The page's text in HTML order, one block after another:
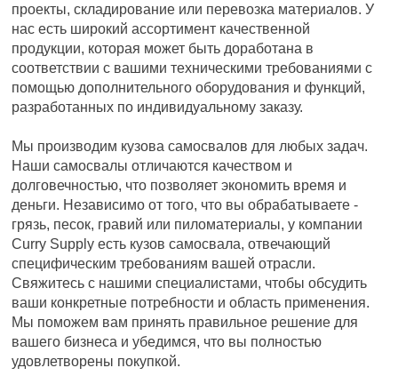
проекты, складирование или перевозка материалов. У
нас есть широкий ассортимент качественной
продукции, которая может быть доработана в
соответствии с вашими техническими требованиями с
помощью дополнительного оборудования и функций,
разработанных по индивидуальному заказу.
Мы производим кузова самосвалов для любых задач.
Наши самосвалы отличаются качеством и
долговечностью, что позволяет экономить время и
деньги. Независимо от того, что вы обрабатываете -
грязь, песок, гравий или пиломатериалы, у компании
Curry Supply есть кузов самосвала, отвечающий
специфическим требованиям вашей отрасли.
Свяжитесь с нашими специалистами, чтобы обсудить
ваши конкретные потребности и область применения.
Мы поможем вам принять правильное решение для
вашего бизнеса и убедимся, что вы полностью
удовлетворены покупкой.